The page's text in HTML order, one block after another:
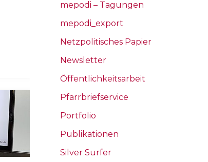
mepodi – Tagungen
mepodi_export
Netzpolitisches Papier
Newsletter
Öffentlichkeitsarbeit
Pfarrbriefservice
Portfolio
Publikationen
Silver Surfer